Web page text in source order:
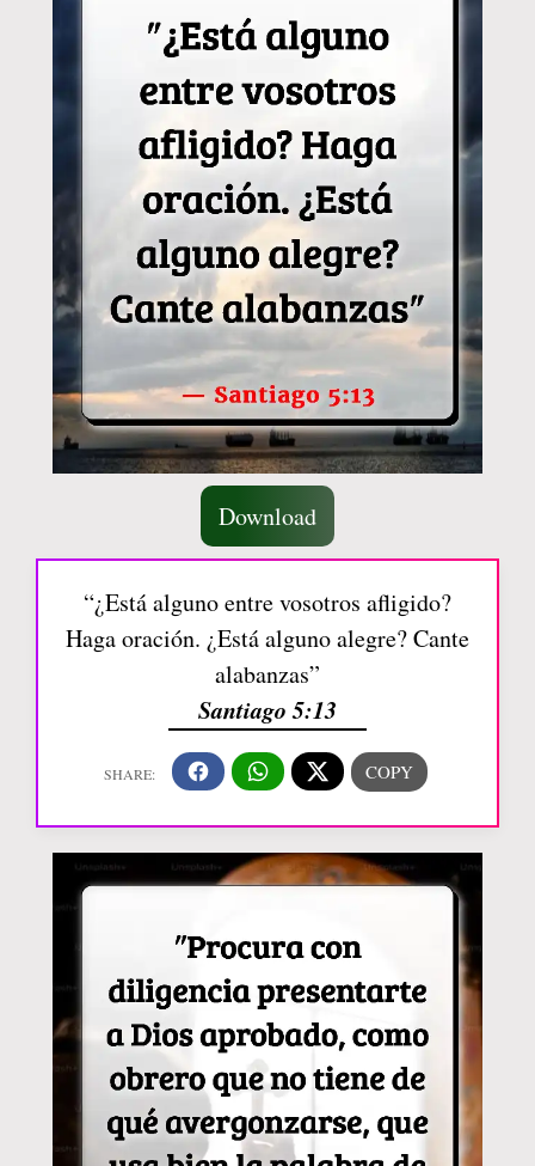
Download
“¿Está alguno entre vosotros afligido?
Haga oración. ¿Está alguno alegre? Cante
alabanzas”
Santiago 5:13